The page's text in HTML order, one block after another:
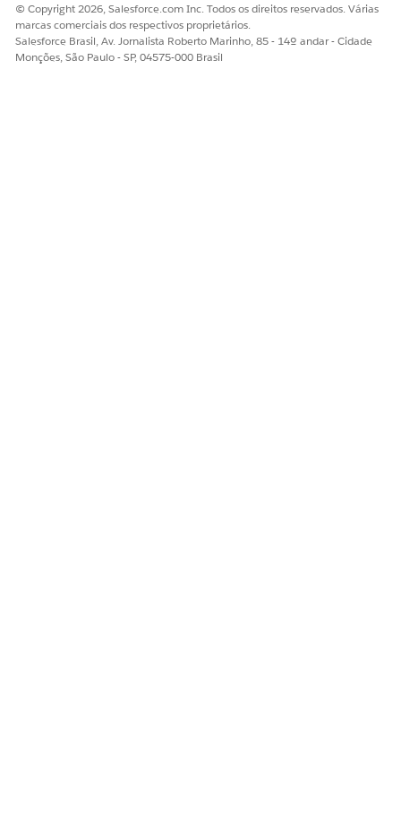
© Copyright 2026, Salesforce.com Inc. Todos os direitos reservados. Várias
marcas comerciais dos respectivos proprietários.
Salesforce Brasil, Av. Jornalista Roberto Marinho, 85 - 14º andar - Cidade
Monções, São Paulo - SP, 04575-000 Brasil